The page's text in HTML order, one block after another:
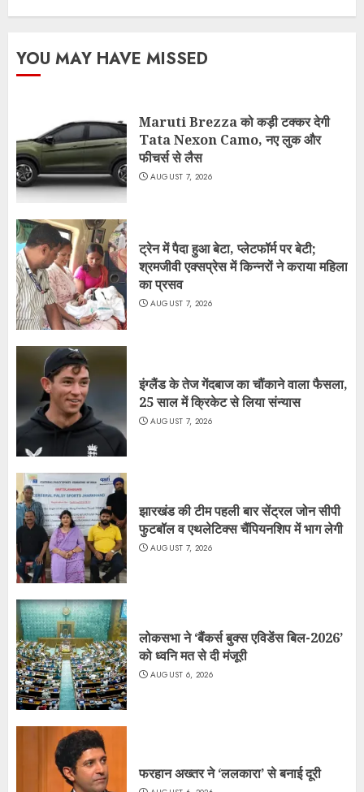
YOU MAY HAVE MISSED
Maruti Brezza को कड़ी टक्कर देगी
Tata Nexon Camo, नए लुक और
फीचर्स से लैस
AUGUST 7, 2026
ट्रेन में पैदा हुआ बेटा, प्लेटफॉर्म पर बेटी;
श्रमजीवी एक्सप्रेस में किन्नरों ने कराया महिला
का प्रसव
AUGUST 7, 2026
इंग्लैंड के तेज गेंदबाज का चौंकाने वाला फैसला,
25 साल में क्रिकेट से लिया संन्यास
AUGUST 7, 2026
झारखंड की टीम पहली बार सेंट्रल जोन सीपी
फुटबॉल व एथलेटिक्स चैंपियनशिप में भाग लेगी
AUGUST 7, 2026
लोकसभा ने ‘बैंकर्स बुक्स एविडेंस बिल-2026’
को ध्वनि मत से दी मंजूरी
AUGUST 6, 2026
फरहान अख्तर ने ‘ललकारा’ से बनाई दूरी